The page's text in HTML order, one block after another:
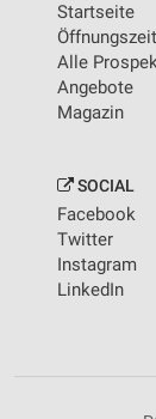
Startseite
Alle
Angebote
Magazin
SOCIAL
Facebook
Twitter
Instagram
LinkedIn